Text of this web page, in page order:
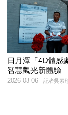
日月潭「4D體
智慧觀光新體驗
記者吳素
2026-08-06